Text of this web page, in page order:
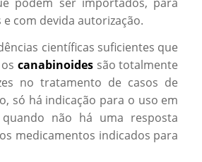
podem ser importados, para
e com devida autorização.
científicas suficientes que
canabinoidessão totalmente
no tratamento de casos de
só há indicação para o uso em
não há uma resposta
medicamentos indicados para